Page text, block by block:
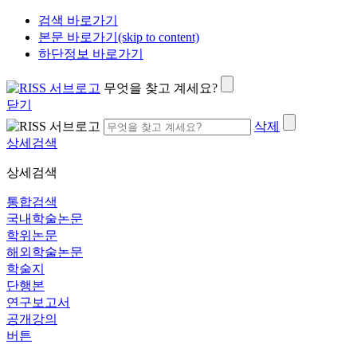
검색 바로가기
본문 바로가기(skip to content)
하단정보 바로가기
무엇을 찾고 계세요?
닫기
삭제
상세검색
상세검색
통합검색
국내학술논문
학위논문
해외학술논문
학술지
단행본
연구보고서
공개강의
버튼